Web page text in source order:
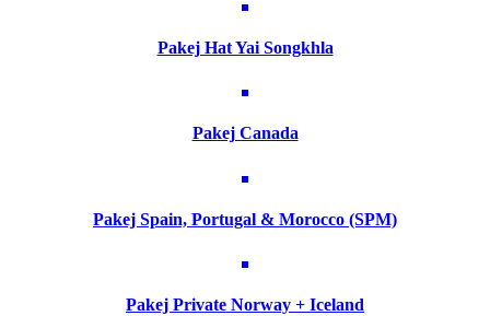
Pakej Hat Yai Songkhla
Pakej Canada
Pakej Spain, Portugal & Morocco (SPM)
Pakej Private Norway + Iceland